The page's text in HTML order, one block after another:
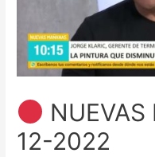
12-2022